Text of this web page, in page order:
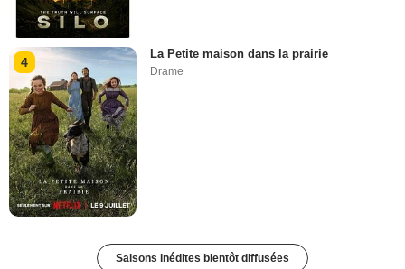
4
La Petite maison dans la prairie
Drame
Saisons inédites bientôt diffusées